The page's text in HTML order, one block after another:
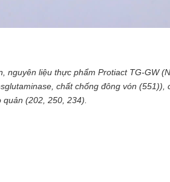
nguyên liệu thực phẩm Protiact TG-GW
chất chống đông vón (551)),
(202, 250, 234).